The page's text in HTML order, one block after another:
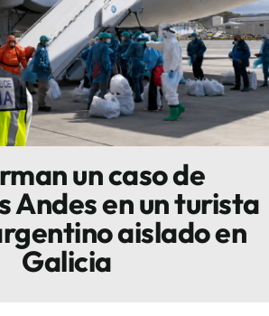
un caso de
Andes en un turista
aislado en
Galicia